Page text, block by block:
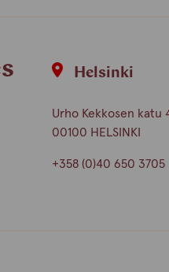
Helsinki
Urho Kekkosen katu
00100 HELSINKI
+358 (0)40 650 3705